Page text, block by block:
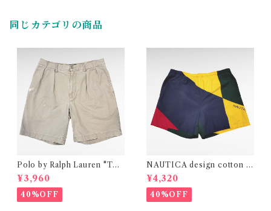
同じカテゴリの商品
Polo by Ralph Lauren "TYL
ER SHORT" two-tuck chin
o short pants
¥3,960
40%OFF
NAUTICA design cotton p
olyester easy short pants
¥4,320
40%OFF